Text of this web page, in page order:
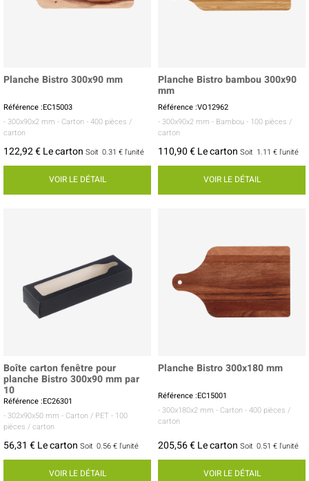
Planche Bistro 300x90 mm
Référence :EC15003
- 300x90x2 mm - Carton - 400 pièces /
carton
122,92 € Le carton Soit 0.31 € l'unité
VOIR LE DÉTAIL
Planche Bistro bambou 300x90
mm
Référence :VO12962
- 300x90x2 mm - Bambou - 100 pièces /
carton
110,90 € Le carton Soit 1.11 € l'unité
VOIR LE DÉTAIL
Boîte carton fenêtre pour
planche Bistro 300x90 mm par
10
Référence :EC26301
- 302x90x50 mm - Carton / PET - 100
pièces / carton
56,31 € Le carton Soit 0.56 € l'unité
VOIR LE DÉTAIL
Planche Bistro 300x180 mm
Référence :EC15001
- 300x180x2 mm - Carton - 400 pièces /
carton
205,56 € Le carton Soit 0.51 € l'unité
VOIR LE DÉTAIL